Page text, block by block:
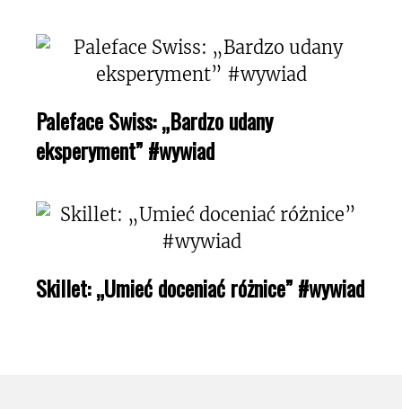
Paleface Swiss: „Bardzo udany
eksperyment” #wywiad
Skillet: „Umieć doceniać różnice” #wywiad